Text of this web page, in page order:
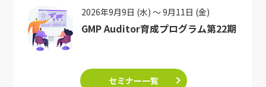
2026年9月9日 (水) ～ 9月11日 (金)
GMP Auditor育成プログラム第22期
セミナー一覧